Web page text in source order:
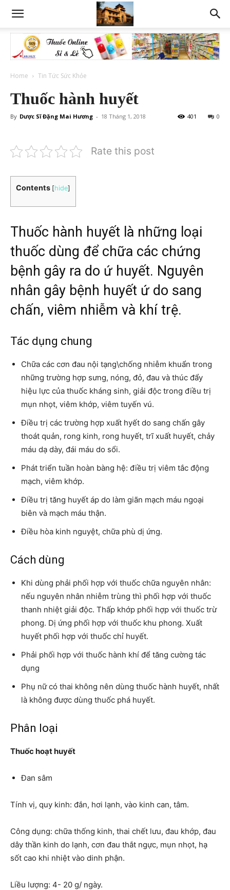
Home Tin Tức Sức Khỏe
Thuốc hành huyết
By Dược Sĩ Đặng Mai Hương - 18 Tháng 1, 2018 0
401
Rate this post
Contents [hide]
Thuốc hành huyết là những loại
thuốc dùng để chữa các chứng
bệnh gây ra do ứ huyết. Nguyên
nhân gây bệnh huyết ứ do sang
chấn, viêm nhiễm và khí trệ.
Tác dụng chung
Chữa các cơn đau nội tạng\chống nhiễm khuẩn trong
những trường hợp sưng, nóng, đỏ, đau và thúc đẩy
hiệu lực của thuốc kháng sinh, giải độc trong điều trị
mụn nhọt, viêm khớp, viêm tuyến vú.
Điều trị các trường hợp xuất hyết do sang chấn gây
thoát quản, rong kinh, rong huyết, trĩ xuất huyết, chảy
máu dạ dày, đái máu do sổi.
Phát triển tuần hoàn bàng hệ: điều trị viêm tắc động
mạch, viêm khớp.
Điều trị tăng huyết áp do làm giãn mạch máu ngoại
biên và mạch máu thận.
Điều hòa kinh nguyệt, chữa phù dị ứng.
Cách dùng
Khi dùng phải phối hợp với thuốc chữa nguyên nhân:
nếu nguyên nhân nhiễm trùng thì phối hợp với thuốc
thanh nhiệt giải độc. Thấp khớp phối hợp với thuốc trừ
phong. Dị ứng phối hợp với thuốc khu phong. Xuất
huyết phối hợp với thuốc chỉ huyết.
Phải phối hợp với thuốc hành khí để tăng cường tác
dụng
Phụ nữ có thai không nên dùng thuốc hành huyết, nhất
là không được dùng thuốc phá huyết.
Phân loại
Thuốc hoạt huyết
Đan sâm
Tính vị, quy kinh: đắn, hơi lạnh, vào kinh can, tâm.
Công dụng: chữa thống kinh, thai chết lưu, đau khớp, đau
dây thần kinh do lạnh, cơn đau thắt ngực, mụn nhọt, hạ
sốt cao khi nhiệt vào dinh phận.
Liều lượng: 4- 20 g/ ngày.